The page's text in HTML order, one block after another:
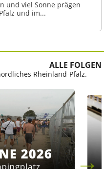
und viel Sonne prägen
und im...
ALLE FOLGEN
Rheinland-Pfalz.